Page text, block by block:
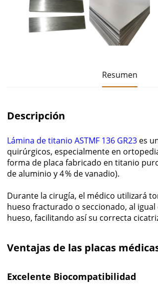
Resumen
Descripción
Lámina de titanio ASTMF 136 GR23 es
quirúrgicos, especialmente en
forma de placa fabricado en titanio
de aluminio y 4 % de vanadio).
Durante la cirugía, el médico utilizará
hueso fracturado o seccionado, al
hueso, facilitando así su correcta
Ventajas de las placas
Excelente Biocompatibilidad